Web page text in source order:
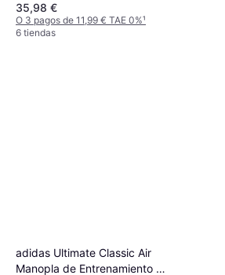
35,98 €
O 3 pagos de 11,99 € TAE 0%¹
6 tiendas
adidas Ultimate Classic Air
Manopla de Entrenamiento -